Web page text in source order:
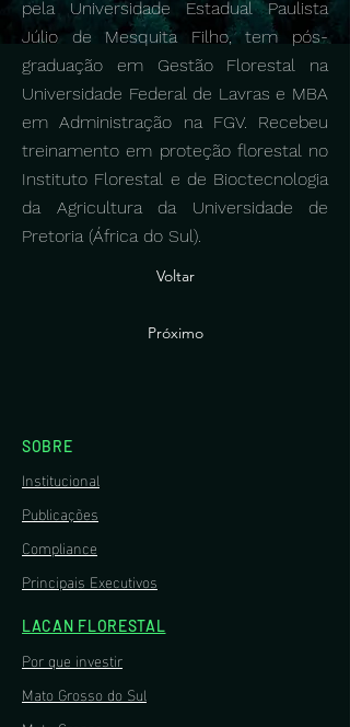
pela Universidade Estadual Paulista
Júlio de Mesquita Filho, tem pós-
graduação em Gestão Florestal na
Universidade Federal de Lavras e MBA
em Administração na FGV. Recebeu
treinamento em proteção florestal no
Instituto Florestal e de Bioctecnologia
da Agricultura da Universidade de
Pretoria (África do Sul).
Voltar
Próximo
SOBRE
Institucional
Publicações
Compliance
Principais Executivos
LACAN FLORESTAL
Por que investir
Mato Grosso do Sul